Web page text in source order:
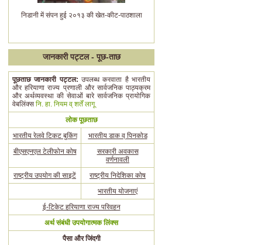
हर बुधवार को रधाना गांव में किया जाएगा महिला किसान
जानकारी पट्टल - पूछ-ताछ
पूछताछ जानकारी पट्टल: उपलब्ध करवाता है भारतीय
और हरियाणा राज्य प्रणाली और सार्वजनिक पाठ्यक्रम
और अर्थव्यवस्था की सेवाओं बारे सार्वजनिक प्रायोगिक
वेबलिंक्स नि. हा. नियम व् शर्तें लागू
लोक पूछताछ
भारतीय रेलवे टिकट बुकिंग
भारतीय डाक व् पिनकोड
बीएसएनएल टेलीफोन कोष
सरकारी अवकास
वर्णनावली
राष्ट्रीय उपयोग की साइटें
राष्ट्रीय निदेशिका कोष
भारतीय योजनाएं
ई-टिकेट हरियाणा राज्य परिवहन
अर्थ संबंधी उपयोगात्मक लिंक्स
पैसा और जिंदगी